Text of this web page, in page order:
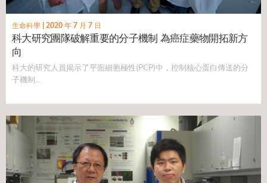
生命科學 2020 年 7 月 7 日
科大研究團隊破解重要的分子機制 為癌症藥物開拓新方
向
科大的研究人員揭示了平面細胞極性(PCP)中，控制核心蛋白傳送的分
子機制...